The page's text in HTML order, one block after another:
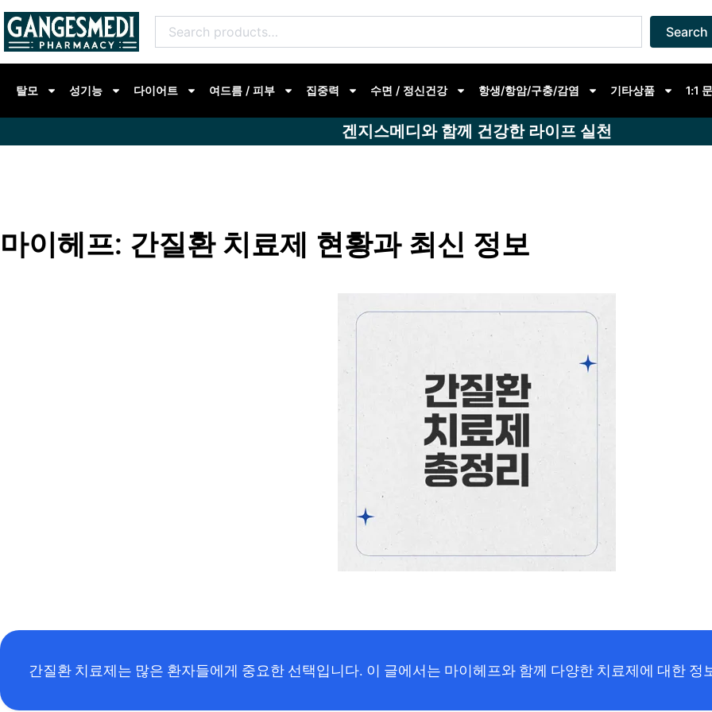
콘
텐
츠
for:
Search
탈모 성기능 다이어트 여드름 / 피부 집중력 수면 / 정신건강 항생/항암/구충/감염 기타상품 1:1
겐지스메디와 함께 건강한 라이프 실천
마이헤프: 간질환 치료제 현황과 최신 정보
간질환 치료제는 많은 환자들에게 중요한 선택입니다. 이 글에서는 마이헤프와 함께 다양한 치료제에 대한 정